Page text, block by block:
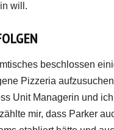
will.
beschlossen
Pizzeria
Unit Managerin und
mir, dass Parker